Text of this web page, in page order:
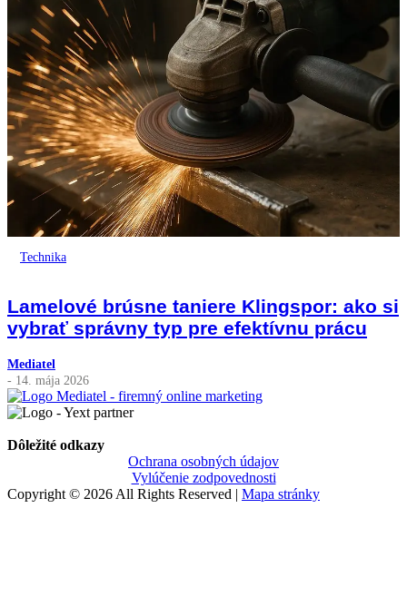
Technika
Lamelové brúsne taniere Klingspor: ako si
vybrať správny typ pre efektívnu prácu
Mediatel
- 14. mája 2026
Dôležité odkazy
Ochrana osobných údajov
Vylúčenie zodpovednosti
Copyright © 2026 All Rights Reserved | Mapa stránky